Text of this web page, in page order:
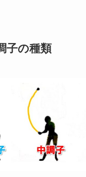
子の種類